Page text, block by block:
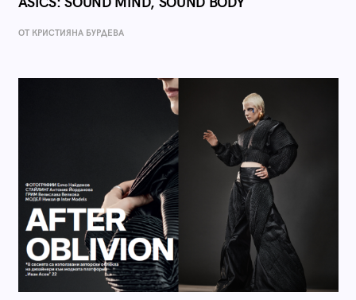
ОТ КРИСТИЯНА БУРДЕВА